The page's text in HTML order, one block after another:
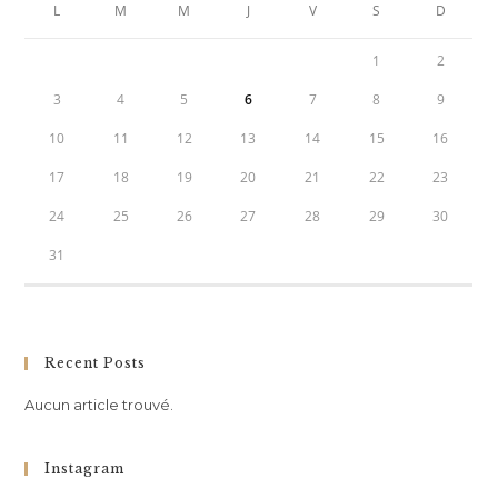
L M M J V S D
1 2
3 4 5 6 7 8 9
10 11 12 13 14 15 16
17 18 19 20 21 22 23
24 25 26 27 28 29 30
31
Recent Posts
Aucun article trouvé.
Instagram